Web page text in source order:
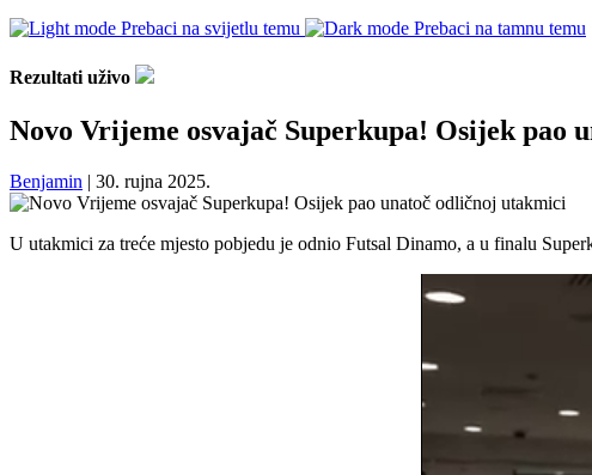
Prebaci na svijetlu temu
Prebaci na tamnu temu
Rezultati uživo
Novo Vrijeme osvajač Superkupa! Osijek pao
Benjamin | 30. rujna 2025.
U utakmici za treće mjesto pobjedu je odnio Futsal Dinamo, a u finalu